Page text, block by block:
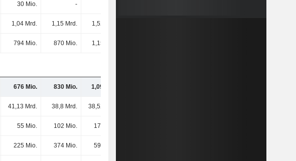
30 Mio. -
1,04 Mrd. 1,15 Mrd. 1,52 Mrd.
794 Mio. 870 Mio. 1,15 Mrd.
676 Mio. 830 Mio. 1,09 Mrd.
41,13 Mrd. 38,8 Mrd. 38,52 Mrd.
55 Mio. 102 Mio. 173 Mio.
225 Mio. 374 Mio. 592 Mio.